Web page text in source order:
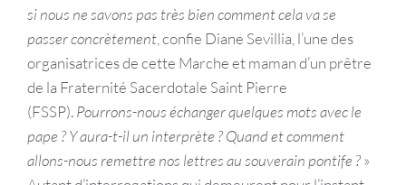
si nous ne savons pas très bien comment cela va se
passer concrètement , confie Diane Sevillia, l’une des
organisatrices de cette Marche et maman d’un prêtre
de la Fraternité Sacerdotale Saint Pierre
(FSSP).Pourrons-nous échanger quelques mots avec le
pape ? Y aura-t-il un interprète ? Quand et comment
allons-nous remettre nos lettres au souverain pontife ?»